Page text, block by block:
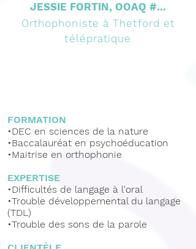
JESSIE FORTIN, OOAQ #...
Orthophoniste à Thetford et
télépratique
FORMATION
•DEC en sciences de la nature
•Baccalauréat en psychoéducation
•Maitrise en orthophonie
EXPERTISE
•Difficultés de langage à l'oral
•Trouble développemental du langage
(TDL)
•Trouble des sons de la parole